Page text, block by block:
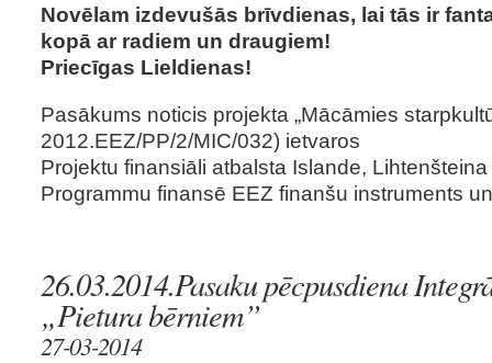
Novēlam izdevušās brīvdienas, lai tās ir
kopā ar radiem un draugiem!
Priecīgas Lieldienas!
Pasākums noticis projekta „Mācāmies
2012.EEZ/PP/2/MIC/032) ietvaros
Projektu finansiāli atbalsta Islande,
Programmu finansē EEZ finanšu instruments
26.03.2014.Pasaku pēcpusdiena
„Pietura bērniem”
27-03-2014